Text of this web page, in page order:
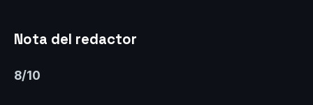
Nota del redactor
8/10